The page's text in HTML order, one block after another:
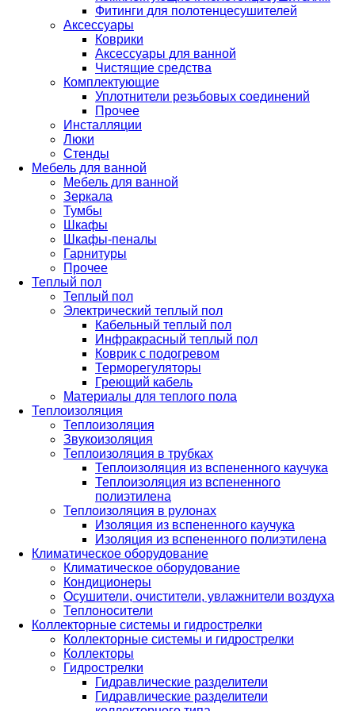
Фитинги для полотенцесушителей
Аксессуары
Коврики
Аксессуары для ванной
Чистящие средства
Комплектующие
Уплотнители резьбовых соединений
Прочее
Инсталляции
Люки
Стенды
Мебель для ванной
Мебель для ванной
Зеркала
Тумбы
Шкафы
Шкафы-пеналы
Гарнитуры
Прочее
Теплый пол
Теплый пол
Электрический теплый пол
Кабельный теплый пол
Инфракрасный теплый пол
Коврик с подогревом
Терморегуляторы
Греющий кабель
Материалы для теплого пола
Теплоизоляция
Теплоизоляция
Звукоизоляция
Теплоизоляция в трубках
Теплоизоляция из вспененного каучука
Теплоизоляция из вспененного
полиэтилена
Теплоизоляция в рулонах
Изоляция из вспененного каучука
Изоляция из вспененного полиэтилена
Климатическое оборудование
Климатическое оборудование
Кондиционеры
Осушители, очистители, увлажнители воздуха
Теплоносители
Коллекторные системы и гидрострелки
Коллекторные системы и гидрострелки
Коллекторы
Гидрострелки
Гидравлические разделители
Гидравлические разделители